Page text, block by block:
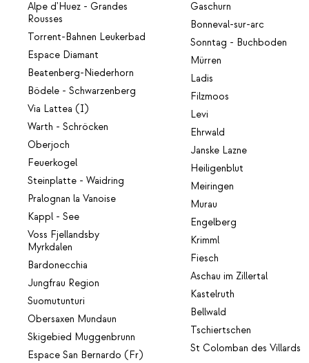
Alpe d'Huez - Grandes
Rousses
Torrent-Bahnen Leukerbad
Espace Diamant
Beatenberg-Niederhorn
Bödele - Schwarzenberg
Via Lattea (I)
Warth - Schröcken
Oberjoch
Feuerkogel
Steinplatte - Waidring
Pralognan la Vanoise
Kappl - See
Voss Fjellandsby
Myrkdalen
Bardonecchia
Jungfrau Region
Suomutunturi
Obersaxen Mundaun
Skigebied Muggenbrunn
Espace San Bernardo (Fr)
Gaschurn
Bonneval-sur-arc
Sonntag - Buchboden
Mürren
Ladis
Filzmoos
Levi
Ehrwald
Janske Lazne
Heiligenblut
Meiringen
Murau
Engelberg
Krimml
Fiesch
Aschau im Zillertal
Kastelruth
Bellwald
Tschiertschen
St Colomban des Villards